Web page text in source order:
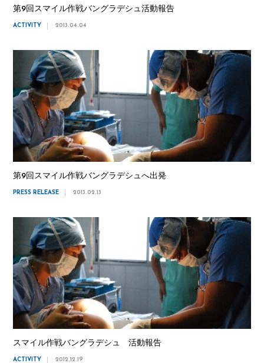
第9回スマイル作戦バングラデシュ活動報告
ACTIVITY 2013.04.04
第9回スマイル作戦バングラデシュへ出発
PRESS RELEASE 2013.02.13
スマイル作戦バングラデシュ 活動報告
ACTIVITY 2012.12.19